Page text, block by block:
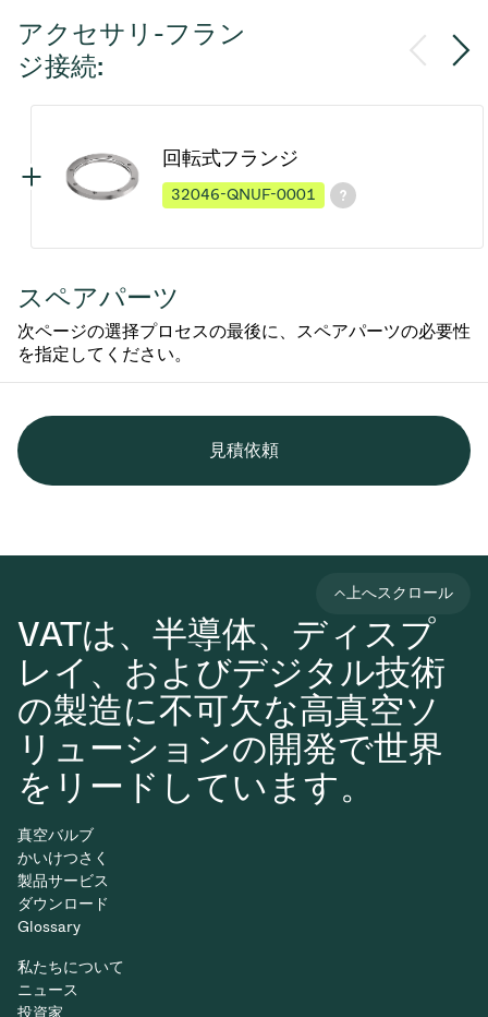
アクセサリ-フラン
ジ接続:
回転式フランジ
32046-QNUF-0001
スペアパーツ
次ページの選择プロセスの最後に、スペアパーツの必要性
を指定してください。
見積依頼
VATは、半導体、ディスプ
レイ、およびデジタル技術
の製造に不可欠な高真空ソ
リューションの開発で世界
をリードしています。
上へスクロール
真空バルブ
かいけつさく
製品サービス
ダウンロード
Glossary
私たちについて
ニュース
投資家